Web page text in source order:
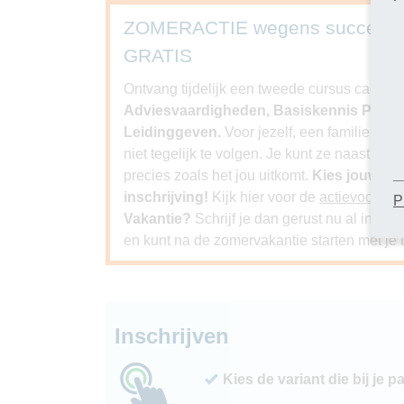
ZOMERACTIE wegens succes
GRATIS
Ontvang tijdelijk een tweede cursus
Adviesvaardigheden, Basiskennis
Leidinggeven. Voor jezelf, een familielid,
niet tegelijk te volgen. Je kunt ze naast
precies zoals het jou uitkomt. Kies jouw
inschrijving! Kijk hier voor de
Vakantie? Schrijf je dan gerust nu al in. Je
en kunt na de zomervakantie starten met je
Inschrijven
Kies de variant die bij je